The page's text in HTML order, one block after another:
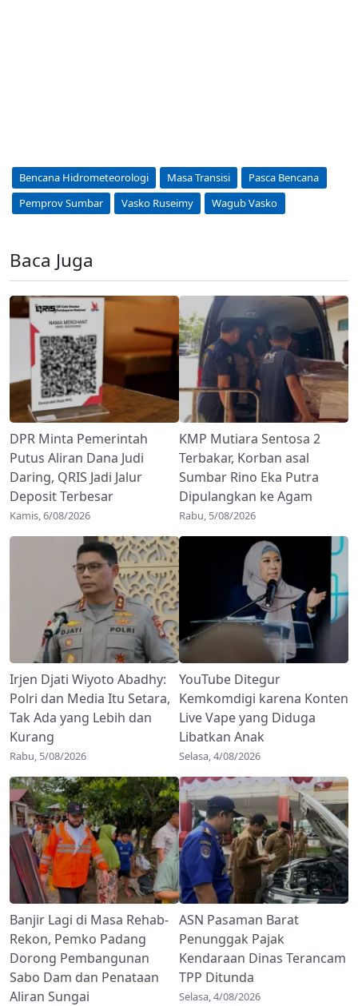
Bencana Hidrometeorologi Masa Transisi
Pasca Bencana
Pemprov Sumbar
Vasko Ruseimy Wagub Vasko
Baca Juga
DPR Minta Pemerintah
Putus Aliran Dana Judi
Daring, QRIS Jadi Jalur
Deposit Terbesar
Kamis, 6/08/2026
KMP Mutiara Sentosa 2
Terbakar, Korban asal
Sumbar Rino Eka Putra
Dipulangkan ke Agam
Rabu, 5/08/2026
Irjen Djati Wiyoto Abadhy:
Polri dan Media Itu Setara,
Tak Ada yang Lebih dan
Kurang
Rabu, 5/08/2026
YouTube Ditegur
Kemkomdigi karena Konten
Live Vape yang Diduga
Libatkan Anak
Selasa, 4/08/2026
Banjir Lagi di Masa Rehab-
Rekon, Pemko Padang
Dorong Pembangunan
Sabo Dam dan Penataan
Aliran Sungai
ASN Pasaman Barat
Penunggak Pajak
Kendaraan Dinas Terancam
TPP Ditunda
Selasa, 4/08/2026